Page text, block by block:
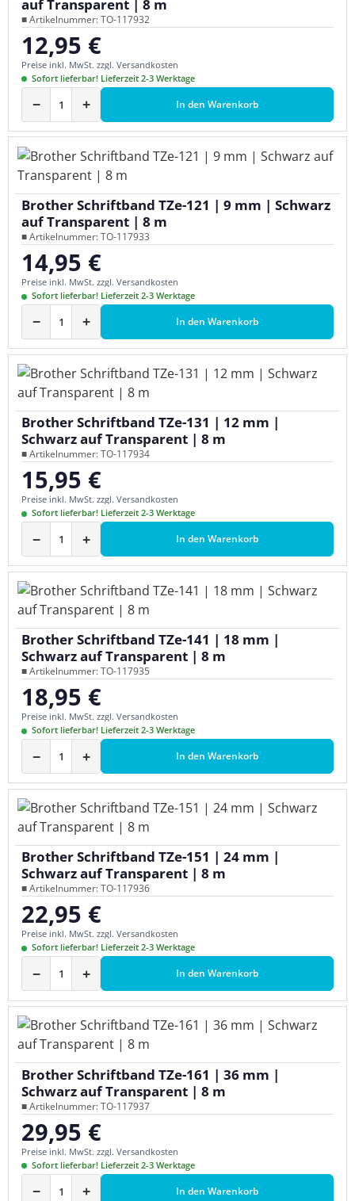
auf Transparent | 8 m
■ Artikelnummer: TO-117932
Regulärer Preis:
12,95 €
Preise inkl. MwSt. zzgl. Versandkosten
Sofort lieferbar! Lieferzeit 2-3 Werktage
− + In den Warenkorb
Brother Schriftband TZe-121 | 9 mm | Schwarz
auf Transparent | 8 m
■ Artikelnummer: TO-117933
Regulärer Preis:
14,95 €
Preise inkl. MwSt. zzgl. Versandkosten
Sofort lieferbar! Lieferzeit 2-3 Werktage
− + In den Warenkorb
Brother Schriftband TZe-131 | 12 mm |
Schwarz auf Transparent | 8 m
■ Artikelnummer: TO-117934
Regulärer Preis:
15,95 €
Preise inkl. MwSt. zzgl. Versandkosten
Sofort lieferbar! Lieferzeit 2-3 Werktage
− + In den Warenkorb
Brother Schriftband TZe-141 | 18 mm |
Schwarz auf Transparent | 8 m
■ Artikelnummer: TO-117935
Regulärer Preis:
18,95 €
Preise inkl. MwSt. zzgl. Versandkosten
Sofort lieferbar! Lieferzeit 2-3 Werktage
− + In den Warenkorb
Brother Schriftband TZe-151 | 24 mm |
Schwarz auf Transparent | 8 m
■ Artikelnummer: TO-117936
Regulärer Preis:
22,95 €
Preise inkl. MwSt. zzgl. Versandkosten
Sofort lieferbar! Lieferzeit 2-3 Werktage
− + In den Warenkorb
Brother Schriftband TZe-161 | 36 mm |
Schwarz auf Transparent | 8 m
■ Artikelnummer: TO-117937
Regulärer Preis:
29,95 €
Preise inkl. MwSt. zzgl. Versandkosten
Sofort lieferbar! Lieferzeit 2-3 Werktage
− + In den Warenkorb